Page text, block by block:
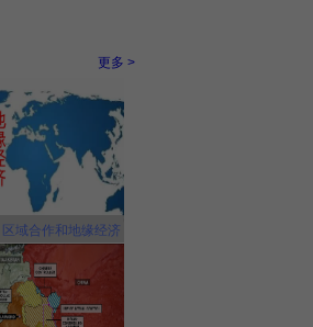
更多 >
域合作和地缘经济
国更有利！